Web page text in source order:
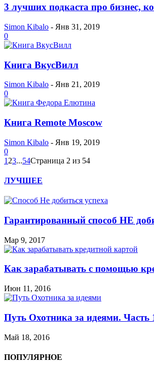
3 лучших подкаста про бизнес,
Simon Kibalo - Янв 31, 2019
0
Книга ВкусВилл
Simon Kibalo - Янв 21, 2019
0
Книга Remote Moscow
Simon Kibalo - Янв 19, 2019
0
1 23...54Страница 2 из 54
ЛУЧШЕЕ
Гарантированный способ НЕ
Мар 9, 2017
Как зарабатывать с помощью
Июн 11, 2016
Путь Охотника за идеями. Часть
Май 18, 2016
ПОПУЛЯРНОЕ